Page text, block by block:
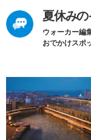
夏休み
ウォーカー編
おでかけスポ